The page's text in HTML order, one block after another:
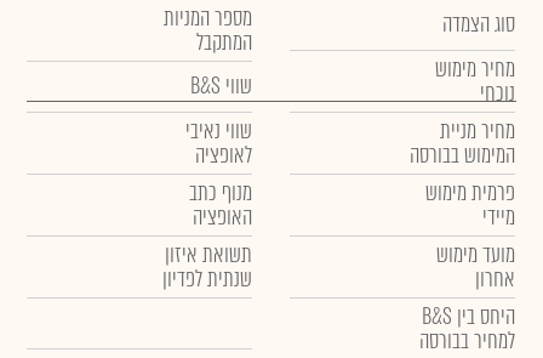
סוג הצמדה
מחיר מימוש
נוכחי
מחיר מניית
המימוש בבורסה
פרמית מימוש
מיידי
מועד מימוש
אחרון
היחס בין B&S
למחיר בבורסה
מספר המניות
המתקבל
שווי B&S
שווי נאיבי
לאופציה
מנוף כתב
האופציה
תשואת איזון
שנתית לפדיון